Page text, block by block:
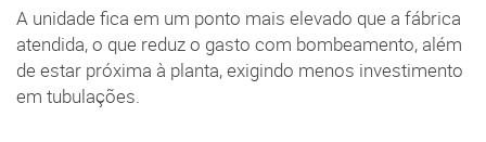
A unidade fica em um ponto mais elevado que a fábrica
atendida, o que reduz o gasto com bombeamento, além
de estar próxima à planta, exigindo menos investimento
em tubulações.